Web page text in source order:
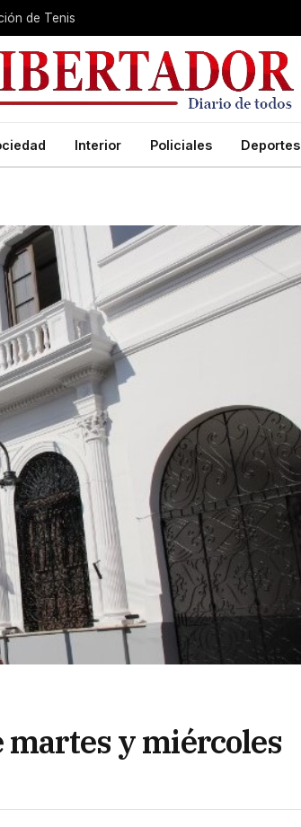
de Tenis
Interior Policiales Deportes
martes y miércoles